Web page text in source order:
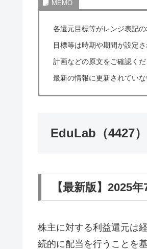
各還元目標等がレンジ表記
目標等は時期や期間が設定
計画などの原文をご確認くだ
最新の情報に更新されていな
EduLab（4427
【最新版】2025
株主に対する利益還元は
続的に配当を行うことを